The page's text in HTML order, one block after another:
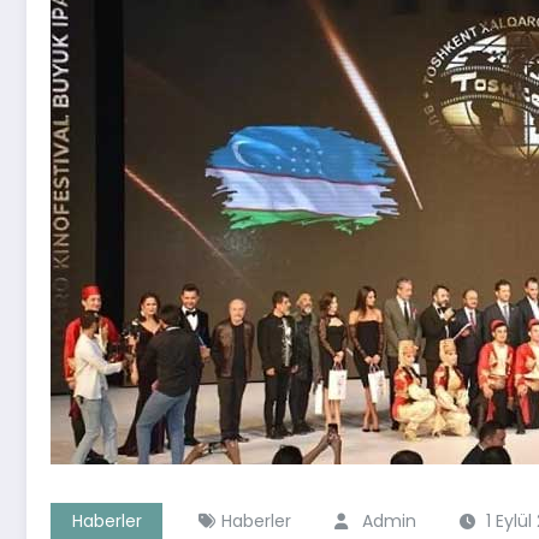
Haberler Haberler Admin 1